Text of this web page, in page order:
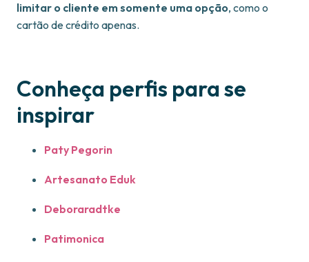
limitar o cliente em somente uma opção, como o
cartão de crédito apenas.
Conheça perfis para se
inspirar
Paty Pegorin
Artesanato Eduk
Deboraradtke
Patimonica